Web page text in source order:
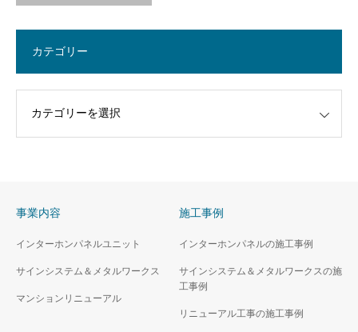
カテゴリー
事業内容
インターホンパネルユニット
サインシステム＆メタルワークス
マンションリニューアル
施工事例
インターホンパネルの施工事例
サインシステム＆メタルワークスの施
工事例
リニューアル工事の施工事例